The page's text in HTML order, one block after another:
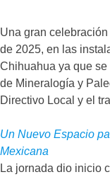
Una gran
de 2025, en las
Chihuahua ya que
de Mineralogía y
Directivo Local y el
Un Nuevo Espacio
Mexicana
La jornada dio inicio